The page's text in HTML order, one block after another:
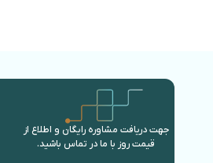
جهت دریافت مشاوره رایگان و اطلاع از
قیمت روز با ما در تماس باشید.